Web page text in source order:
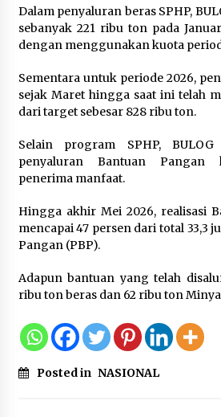
Abdul Muis
Publik Tetap
8 Agustus 2026
12 Coklat Terbaik
8 Agustus 2026
9 Kopi Botol
8 Agustus 2026
Dalam penyaluran beras SPHP,
sebanyak 221 ribu ton pada
dengan menggunakan kuota
Sementara untuk periode 2026,
sejak Maret hingga saat ini telah
dari target sebesar 828 ribu ton.
Selain program SPHP,
penyaluran Bantuan Pangan
penerima manfaat.
Hingga akhir Mei 2026, realisasi
mencapai 47 persen dari total 33,3
Pangan (PBP).
Adapun bantuan yang telah
ribu ton beras dan 62 ribu ton
Posted in NASIONAL